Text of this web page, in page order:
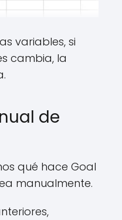
variables, si
cambia, la
de
qué hace Goal
manualmente.